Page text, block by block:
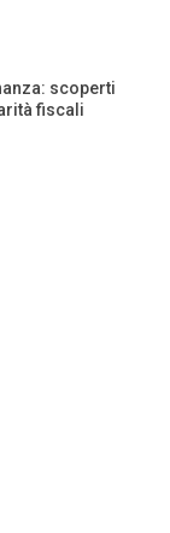
scoperti
fiscali